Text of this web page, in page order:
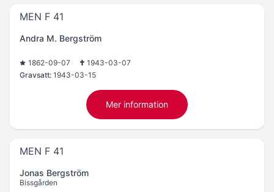
MEN F 41
Andra M. Bergström
1862-09-07
1943-03-07
Gravsatt: 1943-03-15
Mer information
MEN F 41
Jonas Bergström
Bissgården